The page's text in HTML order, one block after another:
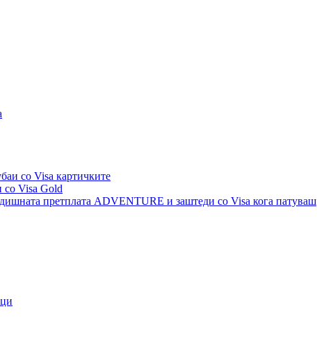
со Visa картичките
со Visa Gold
претплата ADVENTURE и заштеди со Visa кога патуваш